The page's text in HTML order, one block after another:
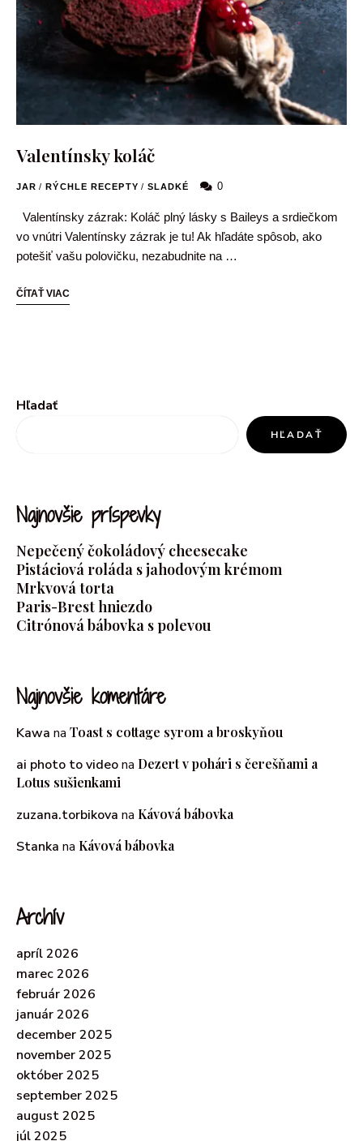
Valentínsky koláč
JAR / RÝCHLE RECEPTY / SLADKÉ 0
Valentínsky zázrak: Koláč plný lásky s Baileys a srdiečkom
vo vnútri Valentínsky zázrak je tu! Ak hľadáte spôsob, ako
potešiť vašu polovičku, nezabudnite na …
ČÍTAŤ VIAC
Hľadať
HĽADAŤ
Najnovšie príspevky
Nepečený čokoládový cheesecake
Pistáciová roláda s jahodovým krémom
Mrkvová torta
Paris-Brest hniezdo
Citrónová bábovka s polevou
Najnovšie komentáre
Kawa na Toast s cottage syrom a broskyňou
ai photo to videona Dezert v pohári s čerešňami a
Lotus sušienkami
zuzana.torbikova na Kávová bábovka
Stanka na Kávová bábovka
Archív
apríl 2026
marec 2026
február 2026
január 2026
december 2025
november 2025
október 2025
september 2025
august 2025
júl 2025